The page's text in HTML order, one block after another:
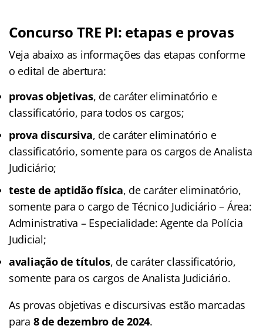
Concurso TRE PI: etapas e provas
Veja abaixo as informações das etapas conforme
o edital de abertura:
provas objetivas, de caráter eliminatório e
classificatório, para todos os cargos;
prova discursiva, de caráter eliminatório e
classificatório, somente para os cargos de Analista
Judiciário;
teste de aptidão física, de caráter eliminatório,
somente para o cargo de Técnico Judiciário – Área:
Administrativa – Especialidade: Agente da Polícia
Judicial;
avaliação de títulos, de caráter classificatório,
somente para os cargos de Analista Judiciário.
As provas objetivas e discursivas estão marcadas
para 8 de dezembro de 2024.